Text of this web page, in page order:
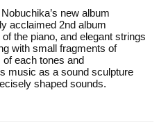
new album
acclaimed 2nd album
the piano, and elegant strings
with small fragments of
each tones and
music as a sound sculpture
shaped sounds.